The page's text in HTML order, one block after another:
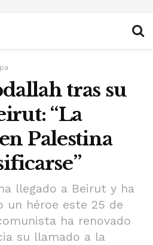
tras su
“La
Palestina
llegado a Beirut y ha
un héroe este 25 de
ha renovado
su llamado a la